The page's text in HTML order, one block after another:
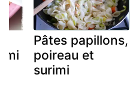
Pâtes papillons,
poireau et
surimi